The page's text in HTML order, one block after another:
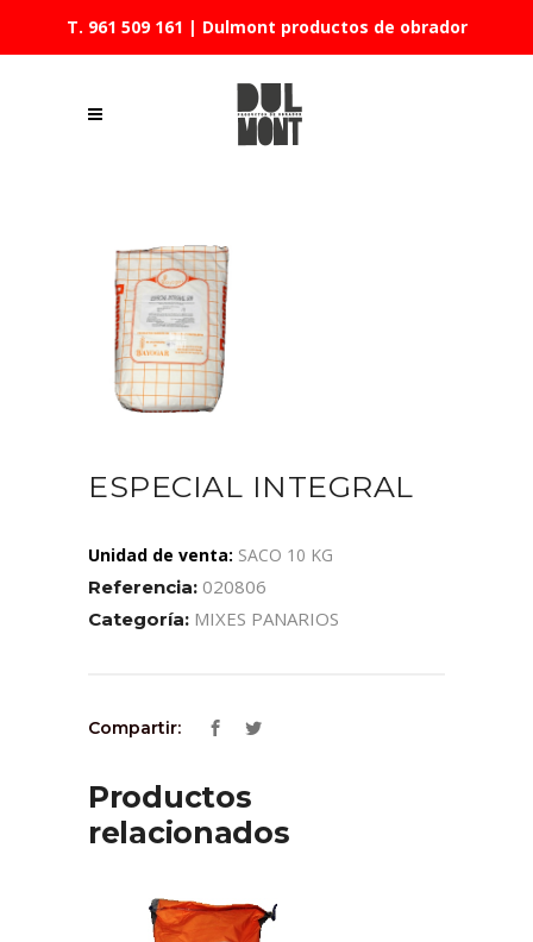
T. 961 509 161 | Dulmont productos de obrador
ESPECIAL INTEGRAL
Unidad de venta: SACO 10 KG
Referencia: 020806
Categoría: MIXES PANARIOS
Compartir:
Productos
relacionados